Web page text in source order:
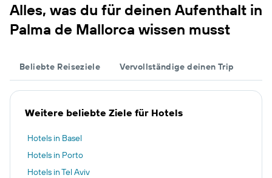
Alles, was du für deinen Aufenthalt in
Palma de Mallorca wissen musst
Beliebte Reiseziele Vervollständige deinen Trip
Weitere beliebte Ziele für Hotels
Hotels in Basel
Hotels in Porto
Hotels in Tel Aviv